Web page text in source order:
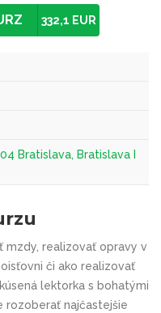
332,1 EUR
Bratislava, Bratislava I
mzdy, realizovať opravy v
či ako realizovať
lektorka s bohatými
rozoberať najčastejšie